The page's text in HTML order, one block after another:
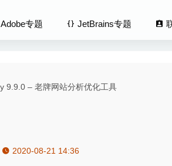
Adobe专题 JetBrains专题
2020-08-21 14:36